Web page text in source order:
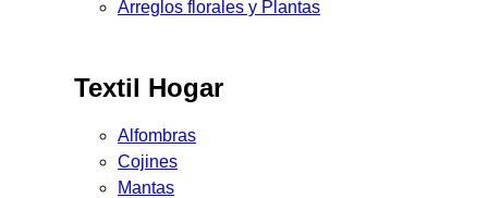
Arreglos florales y Plantas
Textil Hogar
Alfombras
Cojines
Mantas